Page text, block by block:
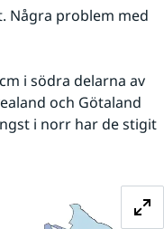
och Götaland
i norr har de stigit